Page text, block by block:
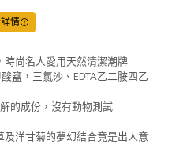
情
時尚名人愛用天然清潔潮牌
鹽，三氯沙、EDTA乙二胺四乙
的成份，沒有動物測試
洋甘菊的夢幻結合竟是出人意